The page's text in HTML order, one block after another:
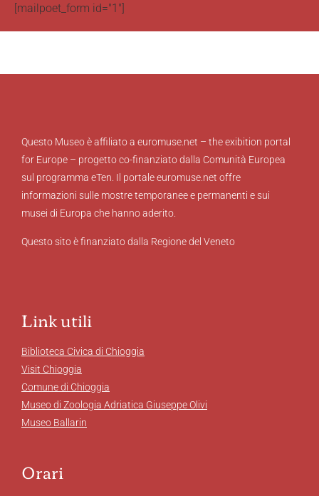
[mailpoet_form id="1"]
Questo Museo è affiliato a euromuse.net – the exibition portal
for Europe – progetto co-finanziato dalla Comunità Europea
sul programma eTen. Il portale euromuse.net offre
informazioni sulle mostre temporanee e permanenti e sui
musei di Europa che hanno aderito.
Questo sito è finanziato dalla Regione del Veneto
Link utili
Biblioteca Civica di Chioggia
Visit Chioggia
Comune di Chioggia
Museo di Zoologia Adriatica Giuseppe Olivi
Museo Ballarin
Orari